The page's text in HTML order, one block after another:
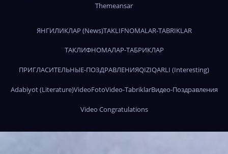
Themeansar
ЯНГИЛИКЛАР (News)TAKLIFNOMALAR-TABRIKLAR
ТАКЛИФНОМАЛАР-ТАБРИКЛАР
ПРИГЛАСИТЕЛЬНЫЕ-ПОЗДРАВЛЕНИЯQIZIQARLI (Interesting)
Adabiyot (Literature)VideoFotoVideo-TabriklarВидео-Поздравления
Video Congratulations